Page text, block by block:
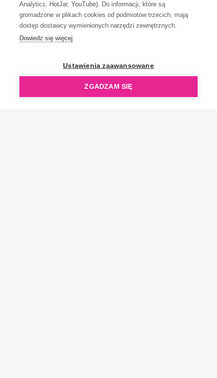
Analytics, HotJar, YouTube). Do informacji, które są
gromadzone w plikach cookies od podmiotów trzecich, mają
dostęp dostawcy wymienionych narzędzi zewnętrznych.
Dowiedz się więcej
Ustawienia zaawansowane
ZGADZAM SIĘ
OpenGift jest częścią ReflectGroup.